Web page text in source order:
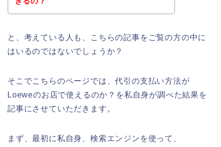
と、考えている人も、こちらの記事をご覧の方の中に
はいるのではないでしょうか？
そこでこちらのページでは、代引の支払い方法が
Loeweのお店で使えるのか？を私自身が調べた結果を
記事にさせていただきます。
まず、最初に私自身、検索エンジンを使って、